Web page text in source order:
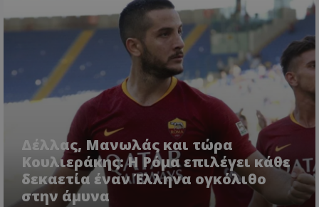
Δέλλας, Μανωλάς και τώρα
Κουλιεράκης: Η Ρόμα επιλέγει κάθε
δεκαετία έναν Έλληνα ογκόλιθο
στην άμυνα